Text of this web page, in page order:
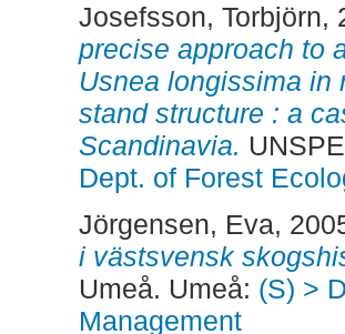
Josefsson, Torbjörn,
precise approach to
Usnea longissima in
stand structure : a
Scandinavia.
Dept. of Forest
Jörgensen, Eva,
i västsvensk
Umeå. Umeå: (S) >
Management